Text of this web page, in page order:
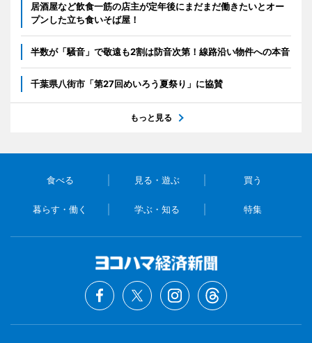
居酒屋など飲食一筋の店主が定年後にまだまだ働きたいとオー
プンした立ち食いそば屋！
半数が「騒音」で敬遠も2割は防音次第！線路沿い物件への本音
千葉県八街市「第27回めいろう夏祭り」に協賛
もっと見る
食べる 見る・遊ぶ 買う
暮らす・働く 学ぶ・知る 特集